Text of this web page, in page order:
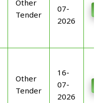
Other
Tender
07-
2026
Other
Tender
16-
07-
2026